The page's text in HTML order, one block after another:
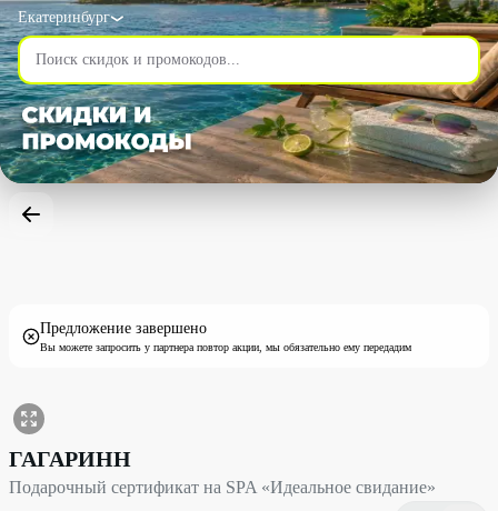
Екатеринбург
Предложение завершено
Вы можете запросить у партнера повтор акции, мы обязательно ему передадим
Подарочный сертификат на SPA «Идеальное свидание» со
ГАГАРИНН
Подарочный сертификат на SPA «Идеальное свидание»